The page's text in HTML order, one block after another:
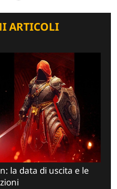
ARTICOLI
la data di uscita e le